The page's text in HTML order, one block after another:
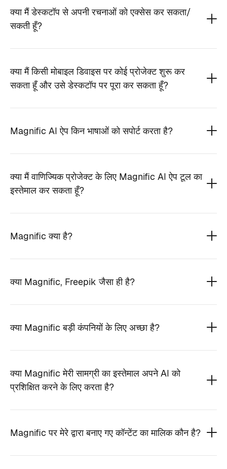
क्या मैं डेस्कटॉप से अपनी रचनाओं को एक्सेस कर सकता/
सकती हूँ?
क्या मैं किसी मोबाइल डिवाइस पर कोई प्रोजेक्ट शुरू कर
सकता हूँ और उसे डेस्कटॉप पर पूरा कर सकता हूँ?
Magnific AI ऐप किन भाषाओं को सपोर्ट करता है?
क्या मैं वाणिज्यिक प्रोजेक्ट के लिए Magnific AI ऐप टूल का
इस्तेमाल कर सकता हूँ?
Magnific क्या है?
क्या Magnific, Freepik जैसा ही है?
क्या Magnific बड़ी कंपनियों के लिए अच्छा है?
क्या Magnific मेरी सामग्री का इस्तेमाल अपने AI को
प्रशिक्षित करने के लिए करता है?
Magnific पर मेरे द्वारा बनाए गए कॉन्टेंट का मालिक कौन है?